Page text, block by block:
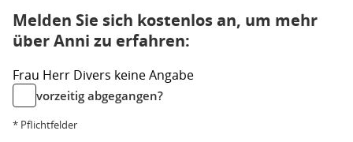
Melden Sie sich kostenlos an, um mehr
über Anni zu erfahren:
Frau Herr Divers keine Angabe
vorzeitig abgegangen?
* Pflichtfelder